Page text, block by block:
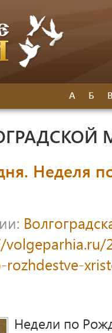
А Б
Неделя
rozhdestve-
Недели по